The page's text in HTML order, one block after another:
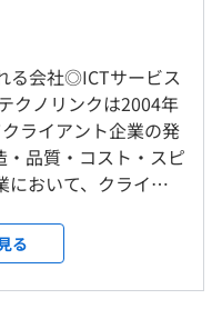
応
託開発
より異なります。
）から徒歩5分
駅」（A4出口）から徒
る会社◎ICTサービス
ライアント企業の発
品質・コスト・スピ
において、クライア
・公共・官公庁な
のような大型案件に
弊社の魅力のひとつ
る